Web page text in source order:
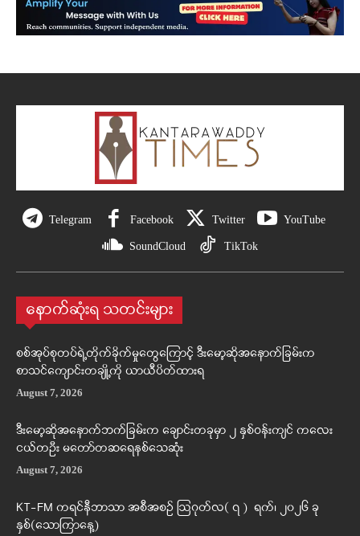
Telegram Facebook Twitter YouTube
SoundCloud TikTok
နောက်ဆုံးရ သတင်းများ
စစ်အုပ်စုတပ်ရဲ့တိုက်ခိုက်မှုတွေကြောင့် ဒီးမော့ဆိုအနောက်ခြမ်းက
စာသင်ကျောင်းတချို့ကို ယာယီပိတ်ထားရ
August 7, 2026
ဒီးမော့ဆိုအနောက်ဘက်ခြမ်းက ချောင်းတခုမှာ ၂ နှစ်ဝန်းကျင် ကလေး
ငယ်တဦး မတော်တဆရေနစ်သေဆုံး
August 7, 2026
KT-FM ကရင်နီဘာသာ အစီအစဉ် ဩဂုတ်လ( ၇ ) ရက်၊ ၂၀၂၆ ခု
နှစ်(သောကြာနေ့)